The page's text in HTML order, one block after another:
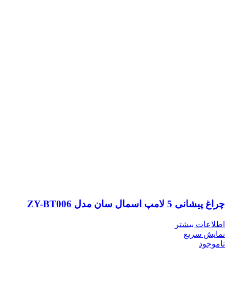
چراغ پیشانی 5 لامپ اسمال سان مدل ZY-BT006
اطلاعات بیشتر
نمایش سریع
ناموجود